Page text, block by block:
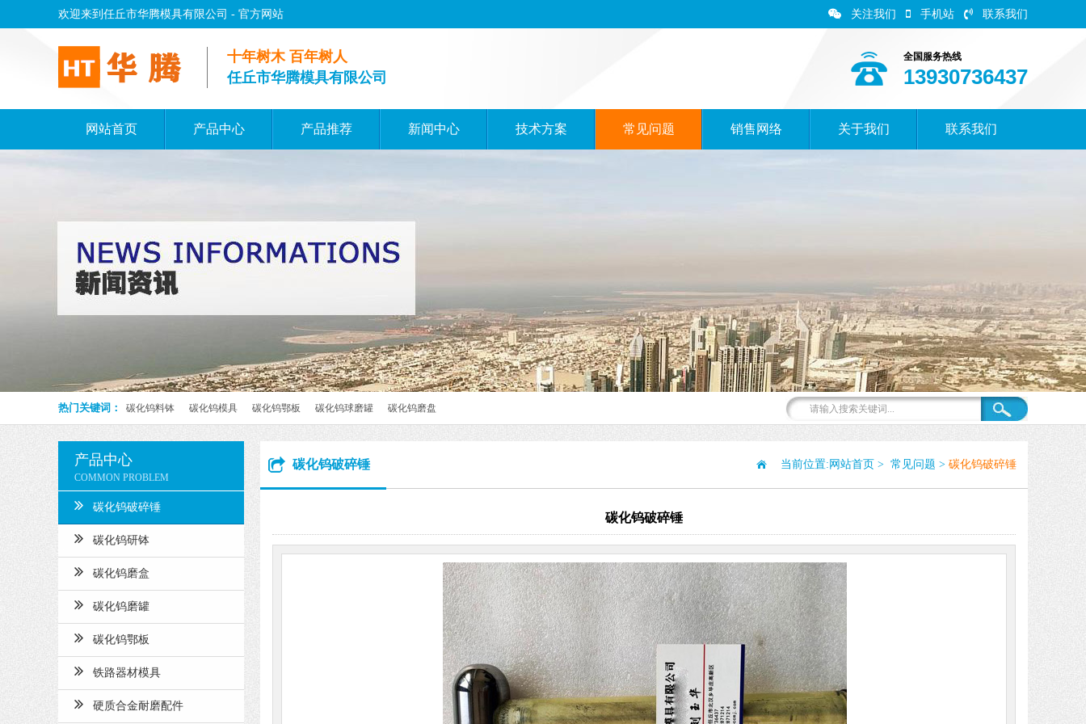
欢迎来到任丘市华腾模具有限公司 - 官方网站 关注我们 手机站 联系我们
全国服务热线
13930736437
十年树木 百年树人
任丘市华腾模具有限公司
网站首页 产品中心 产品推荐 新闻中心 技术方案 常见问题 销售网络 关于我们 联系我们
热门关键词： 碳化钨料钵 碳化钨模具 碳化钨鄂板 碳化钨球磨罐 碳化钨磨盘
产品中心
COMMON PROBLEM
碳化钨破碎锤
碳化钨研钵
碳化钨磨盒
碳化钨磨罐
碳化钨鄂板
铁路器材模具
硬质合金耐磨配件
碳化钨破碎锤 当前位置: 网站首页 > 常见问题 > 碳化钨破碎锤
碳化钨破碎锤